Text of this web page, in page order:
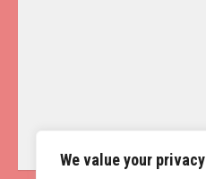
We value your privacy